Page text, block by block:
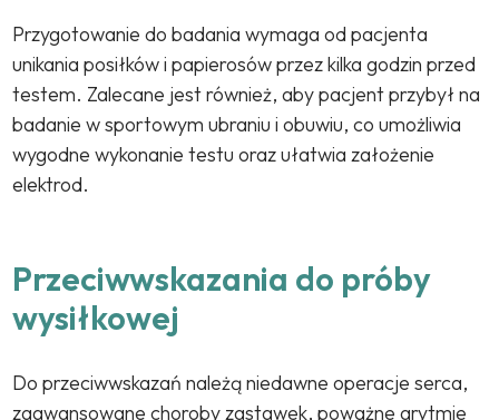
Przygotowanie do badania wymaga od pacjenta
unikania posiłków i papierosów przez kilka godzin przed
testem. Zalecane jest również, aby pacjent przybył na
badanie w sportowym ubraniu i obuwiu, co umożliwia
wygodne wykonanie testu oraz ułatwia założenie
elektrod.
Przeciwwskazania do próby
wysiłkowej
Do przeciwwskazań należą niedawne operacje serca,
zaawansowane choroby zastawek, poważne arytmie